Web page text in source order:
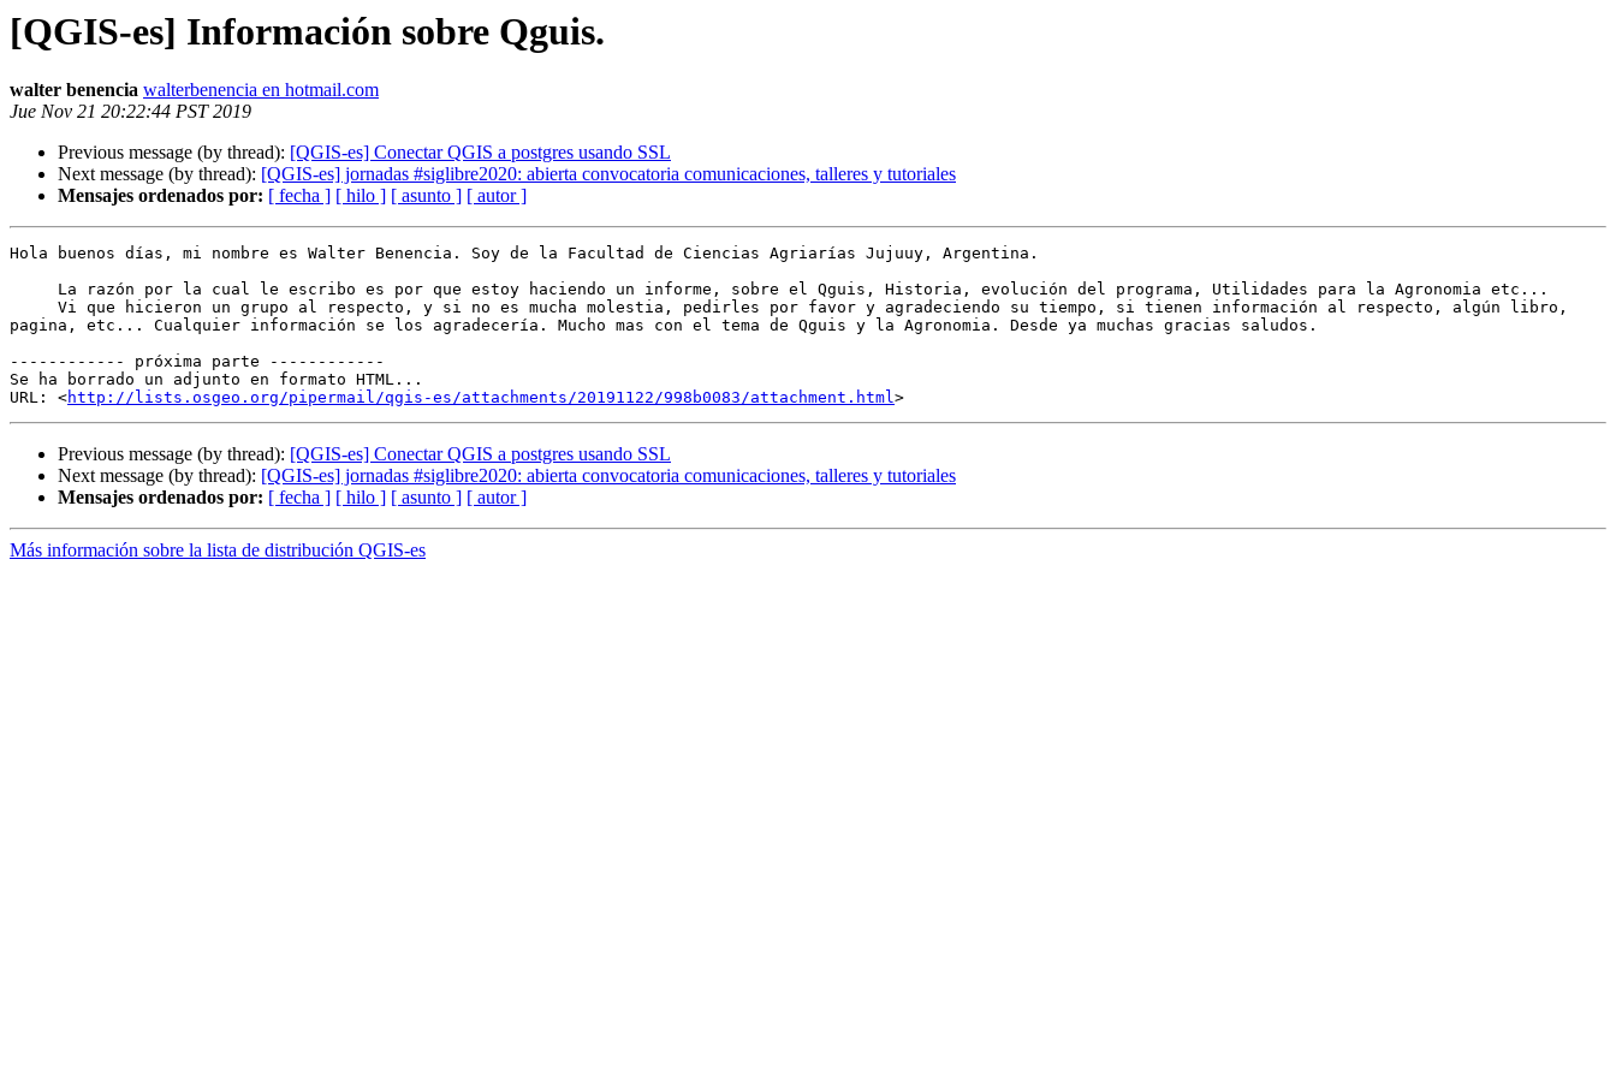
[QGIS-es] Información sobre Qguis.
walter benencia walterbenencia en hotmail.com
Jue Nov 21 20:22:44 PST 2019
Previous message (by thread): [QGIS-es] Conectar QGIS a postgres usando SSL
Next message (by thread): [QGIS-es] jornadas #siglibre2020: abierta convocatoria comunicaciones, talleres y tutoriales
Mensajes ordenados por: [ fecha ] [ hilo ] [ asunto ] [ autor ]
Hola buenos días, mi nombre es Walter Benencia. Soy de la Facultad de Ciencias Agriarías Jujuuy, Argentina.
pagina, etc... Cualquier información se los agradecería. Mucho mas con el tema de Qguis y la Agronomia. Desde ya muchas gracias saludos.
------------ próxima parte ------------
Se ha borrado un adjunto en formato HTML...
URL: <http://lists.osgeo.org/pipermail/qgis-es/attachments/20191122/998b0083/attachment.html
Previous message (by thread): [QGIS-es] Conectar QGIS a postgres usando SSL
Next message (by thread): [QGIS-es] jornadas #siglibre2020: abierta convocatoria comunicaciones, talleres y tutoriales
Mensajes ordenados por: [ fecha ] [ hilo ] [ asunto ] [ autor ]
Más información sobre la lista de distribución QGIS-es